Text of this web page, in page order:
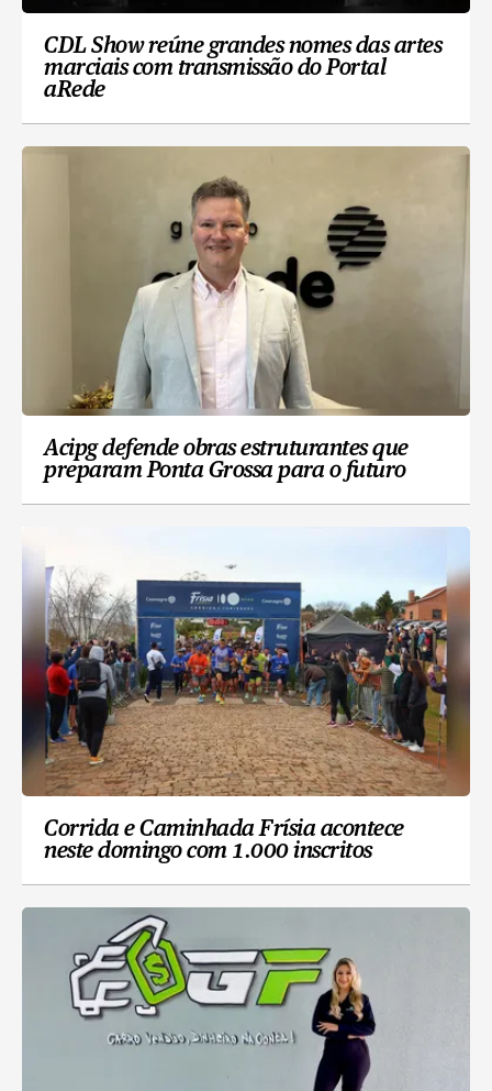
CDL Show reúne grandes nomes das artes
marciais com transmissão do Portal
aRede
Acipg defende obras estruturantes que
preparam Ponta Grossa para o futuro
Corrida e Caminhada Frísia acontece
neste domingo com 1.000 inscritos